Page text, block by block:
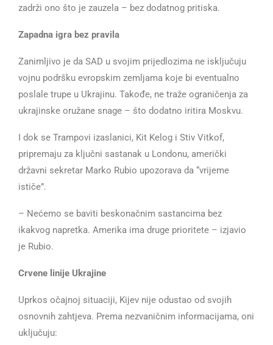
zadrži ono što je zauzela – bez dodatnog pritiska.
Zapadna igra bez pravila
Zanimljivo je da SAD u svojim prijedlozima ne isključuju
vojnu podršku evropskim zemljama koje bi eventualno
poslale trupe u Ukrajinu. Takođe, ne traže ograničenja za
ukrajinske oružane snage – što dodatno iritira Moskvu.
I dok se Trampovi izaslanici, Kit Kelog i Stiv Vitkof,
pripremaju za ključni sastanak u Londonu, američki
državni sekretar Marko Rubio upozorava da “vrijeme
ističe”.
– Nećemo se baviti beskonačnim sastancima bez
ikakvog napretka. Amerika ima druge prioritete – izjavio
je Rubio.
Crvene linije Ukrajine
Uprkos očajnoj situaciji, Kijev nije odustao od svojih
osnovnih zahtjeva. Prema nezvaničnim informacijama, oni
uključuju: